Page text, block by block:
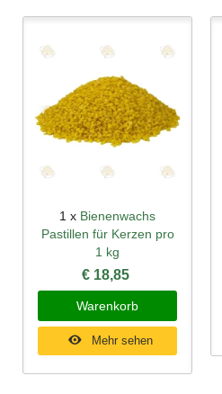
1 x Bienenwachs
Pastillen für Kerzen pro
1 kg
€ 18,85
Warenkorb
Mehr sehen